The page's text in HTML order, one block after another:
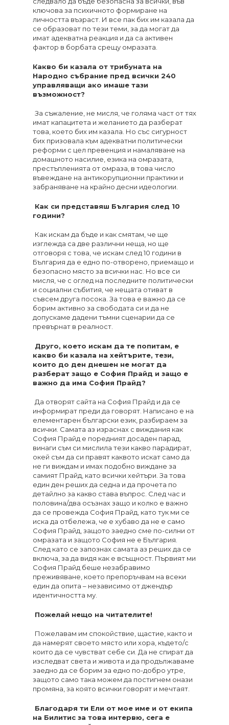
ключова за психичното формиране на
личността възраст. И все пак бих им казала да
се образоват по тези теми, за да могат да
имат адекватна реакция и да са активен
фактор в борбата срещу омразата.
Какво би казала от трибуната на
Народно събрание пред всички 240
управляващи ако имаше тази
възможност?
За съжаление, не мисля, че голяма част от тях
имат капацитета и желанието да разберат
това, което бих им казала. Но със сигурност
бих призовала към адекватни политически
реформи с цел превенция и намаляване на
домашното насилие, езика на омразата,
престъпленията от омраза, в това число
въвеждане на антикорупционни практики и
забраняване на крайно десни идеологии.
Как си представяш България след 10
години?
Как искам да бъде и как смятам, че ще
изглежда са две различни неща, но ще
отговоря с това, че искам след 10 години в
България да е едно по-отворено, приемащо и
безопасно място за всички нас. Но все си
мисля, че с оглед на последните политически
и социални събития, че нещата отиват в
съвсем друга посока. За това е важно да се
борим активно за свободата си и да не
допускаме дадени тъмни сценарии да се
превърнат в реалност.
Друго, което искам да те попитам, е
какво би казала на хейтърите, тези,
които до ден днешен не могат да
разберат защо е София Прайд и защо е
важно да има София Прайд?
Да отворят сайта на София Прайд и да се
информират преди да говорят. Написано е на
елементарен български език, разбираем за
всички. Самата аз израснах с виждания как
София Прайд е поредният досаден парад,
винаги съм си мислила тези какво парадират,
окей съм да си правят каквото искат само да
не ги виждам и имах подобно виждане за
самият Прайд, като всички хейтъри. За това
един ден реших да седна и да прочета по
детайлно за какво става въпрос. След час и
половина/два осъзнах защо и колко е важно
да се провежда София Прайд, като тук ми се
иска да отбележа, че е хубаво да не е само
София Прайд, защото заедно сме по-силни от
омразата и защото София не е България.
След като се запознах самата аз реших да се
включа, за да видя как е всъщност. Първият ми
София Прайд беше незабравимо
преживяване, което препоръчвам на всеки
един да опита – независимо от джендър
идентичността му.
Пожелай нещо на читателите!
Пожелавам им спокойствие, щастие, както и
да намерят своето място или хора, където/с
които да се чувстват себе си. Да не спират да
изследват света и живота и да продължаваме
заедно да се борим за едно по-добро утре,
защото само така можем да постигнем онази
промяна, за която всички говорят и мечтаят.
Благодаря ти Ели от мое име и от екипа
на Билитис за това интервю, сега е